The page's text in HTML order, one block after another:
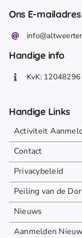
Ons E-mailadres
Handige info
KvK: 12048296
Handige Links
Activiteit
Contact
Privacybeleid
Peiling van de
Nieuws
Aanmelden